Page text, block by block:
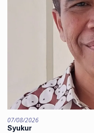
07/08/2026
Syukur